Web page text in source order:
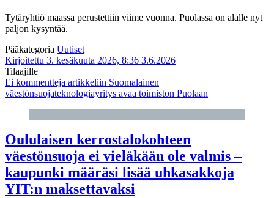
Tytäryhtiö maassa perustettiin viime vuonna. Puolassa on alalle nyt
paljon kysyntää.
Pääkategoria Uutiset
Kirjoitettu 3. kesäkuuta 2026, 8:36 3.6.2026
Tilaajille
Ei kommentteja artikkeliin Suomalainen
väestönsuojateknologiayritys avaa toimiston Puolaan
Oululaisen kerrostalokohteen
väestönsuoja ei vieläkään ole valmis –
kaupunki määräsi lisää uhkasakkoja
YIT:n maksettavaksi